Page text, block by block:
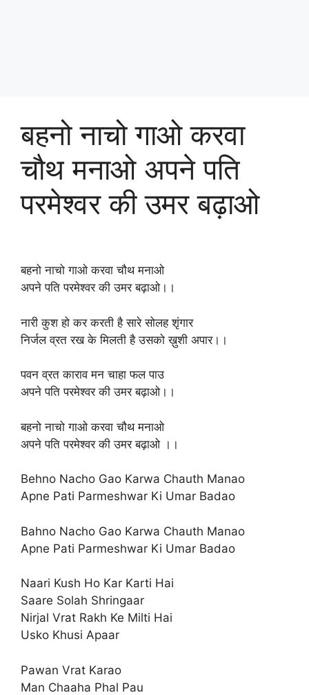
बहनो नाचो गाओ करवा
चौथ मनाओ अपने पति
परमेश्वर की उमर बढ़ाओ
बहनो नाचो गाओ करवा चौथ मनाओ
अपने पति परमेश्वर की उमर बढ़ाओ।।
नारी कुश हो कर करती है सारे सोलह शृंगार
निर्जल व्रत रख के मिलती है उसको ख़ुशी अपार।।
पवन व्रत काराव मन चाहा फल पाउ
अपने पति परमेश्वर की उमर बढ़ाओ।।
बहनो नाचो गाओ करवा चौथ मनाओ
अपने पति परमेश्वर की उमर बढ़ाओ ।।
Behno Nacho Gao Karwa Chauth Manao
Apne Pati Parmeshwar Ki Umar Badao
Bahno Nacho Gao Karwa Chauth Manao
Apne Pati Parmeshwar Ki Umar Badao
Naari Kush Ho Kar Karti Hai
Saare Solah Shringaar
Nirjal Vrat Rakh Ke Milti Hai
Usko Khusi Apaar
Pawan Vrat Karao
Man Chaaha Phal Pau